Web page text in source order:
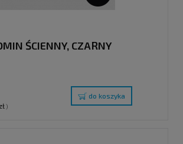
ŚCIENNY, CZARNY
)
do koszyka